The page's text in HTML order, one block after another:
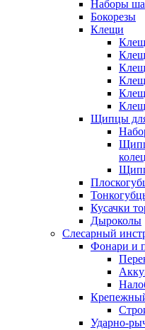
Наборы
Бокорезы
Клещи
Щипцы
колец
Кусачки
Дыроколы
Слесарный
Фонари и
Ударно-